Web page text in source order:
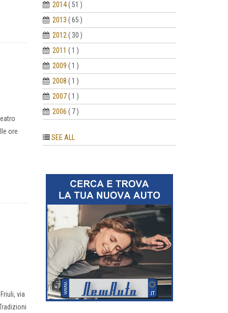
ore
via
2014 ( 51 )
2013 ( 65 )
2012 ( 30 )
2011 ( 1 )
2009 ( 1 )
2008 ( 1 )
2007 ( 1 )
2006 ( 7 )
SEE ALL